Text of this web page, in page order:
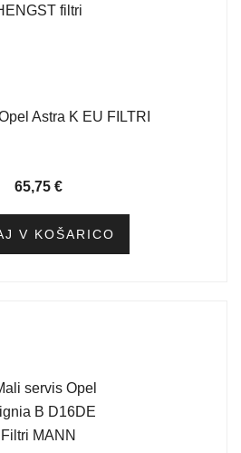
Astra K EU FILTRI
65,75 €
V KOŠARICO